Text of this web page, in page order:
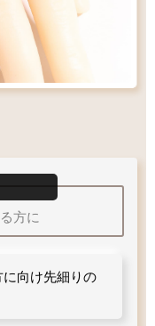
イド
方に
に向け先細りの